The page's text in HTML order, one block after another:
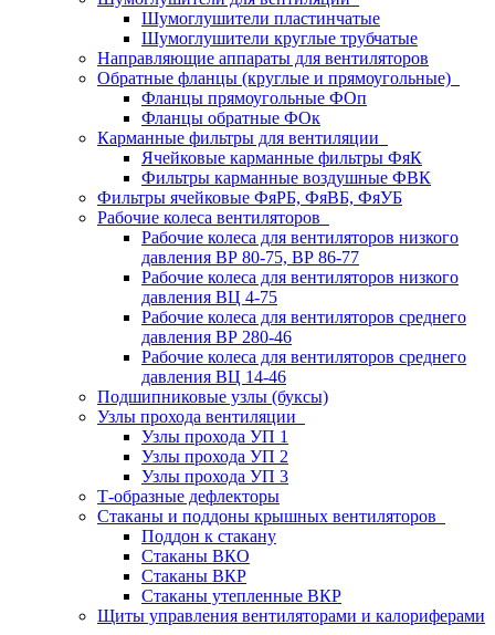
Шумоглушители пластинчатые
Шумоглушители круглые трубчатые
Направляющие аппараты для вентиляторов
Обратные фланцы (круглые и прямоугольные)
Фланцы прямоугольные ФОп
Фланцы обратные ФОк
Карманные фильтры для вентиляции
Ячейковые карманные фильтры ФяК
Фильтры карманные воздушные ФВК
Фильтры ячейковые ФяРБ, ФяВБ, ФяУБ
Рабочие колеса вентиляторов
Рабочие колеса для вентиляторов низкого
давления ВР 80-75, ВР 86-77
Рабочие колеса для вентиляторов низкого
давления ВЦ 4-75
Рабочие колеса для вентиляторов среднего
давления ВР 280-46
Рабочие колеса для вентиляторов среднего
давления ВЦ 14-46
Подшипниковые узлы (буксы)
Узлы прохода вентиляции
Узлы прохода УП 1
Узлы прохода УП 2
Узлы прохода УП 3
Т-образные дефлекторы
Стаканы и поддоны крышных вентиляторов
Поддон к стакану
Стаканы ВКО
Стаканы ВКР
Стаканы утепленные ВКР
Щиты управления вентиляторами и калориферами